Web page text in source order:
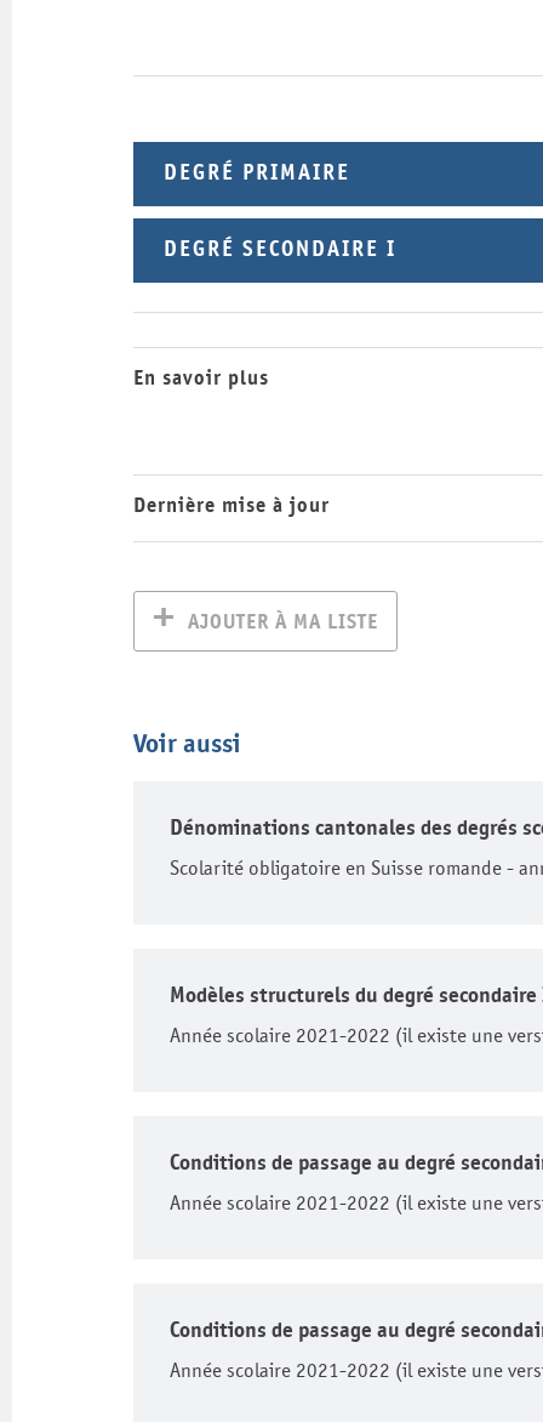
DEGRÉ PRIMAIRE
DEGRÉ SECONDAIRE I
En savoir plus
Dernière mise à jour
AJOUTER À MA LISTE
Voir aussi
Dénominations cantonales des degrés
Scolarité obligatoire en Suisse romande -
Modèles structurels du degré secondaire
Année scolaire 2021-2022 (il existe une
Conditions de passage au degré
Année scolaire 2021-2022 (il existe une
Conditions de passage au degré
Année scolaire 2021-2022 (il existe une